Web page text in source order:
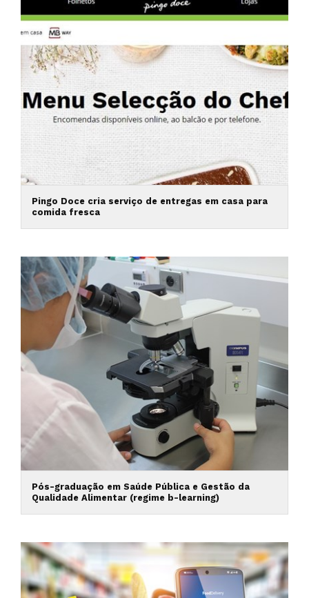
Pingo Doce cria serviço de entregas em casa para
comida fresca
Pós-graduação em Saúde Pública e Gestão da
Qualidade Alimentar (regime b-learning)